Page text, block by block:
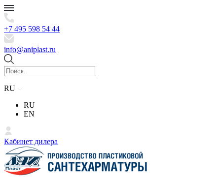
+7 495 598 54 44
info@aniplast.ru
RU
RU
EN
Кабинет дилера